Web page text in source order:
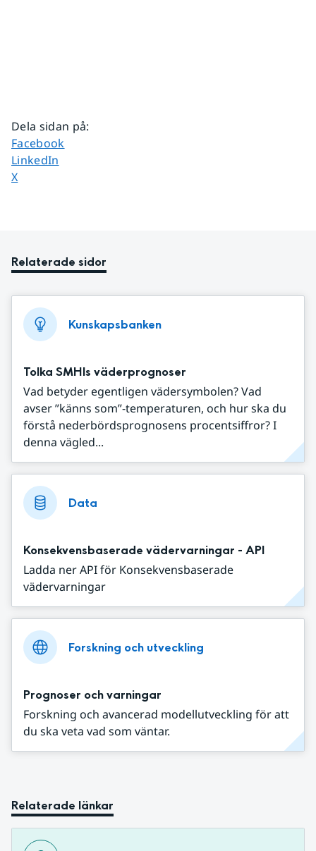
Dela sidan på:
Dela sidan på
Facebook
Dela sidan på
LinkedIn
Dela sidan på
X
Relaterade sidor
Kunskapsbanken
Tolka SMHIs väderprognoser
Vad betyder egentligen vädersymbolen? Vad
avser ”känns som”-temperaturen, och hur ska du
förstå nederbördsprognosens procentsiffror? I
denna vägled...
Data
Konsekvensbaserade vädervarningar - API
Ladda ner API för Konsekvensbaserade
vädervarningar
Forskning och utveckling
Prognoser och varningar
Forskning och avancerad modellutveckling för att
du ska veta vad som väntar.
Relaterade länkar